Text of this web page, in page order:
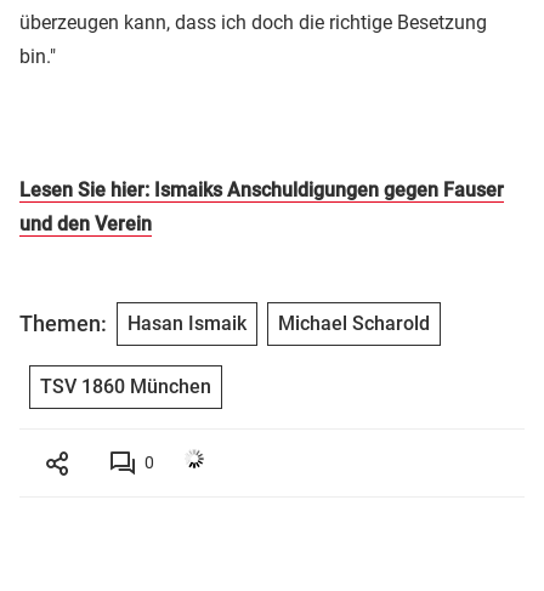
überzeugen kann, dass ich doch die richtige Besetzung
bin."
Lesen Sie hier: Ismaiks Anschuldigungen gegen Fauser
und den Verein
Themen: Hasan Ismaik Michael Scharold
TSV 1860 München
0